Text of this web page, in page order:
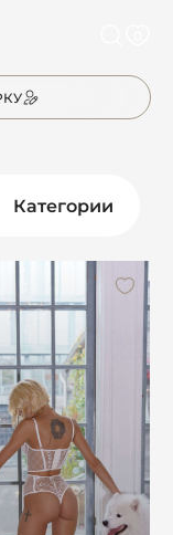
Категории